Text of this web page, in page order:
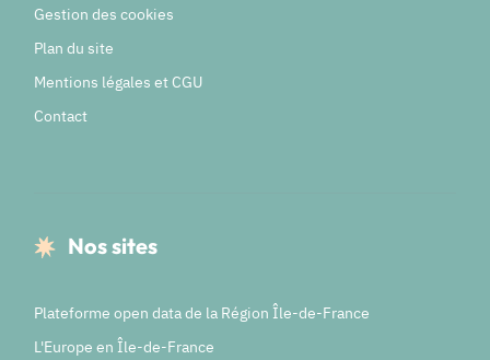
Gestion des cookies
Plan du site
Mentions légales et CGU
Contact
Nos sites
Plateforme open data de la Région Île-de-France
L'Europe en Île-de-France